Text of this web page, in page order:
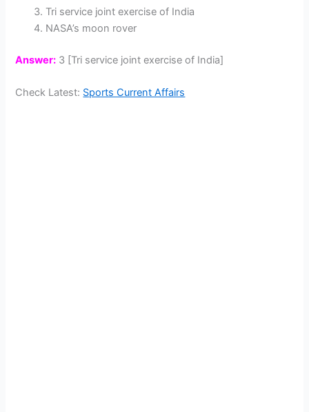
Tri service joint exercise of India
NASA’s moon rover
Answer: 3 [Tri service joint exercise of India]
Check Latest: Sports Current Affairs